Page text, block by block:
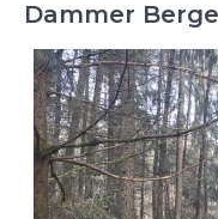
Dammer Berge